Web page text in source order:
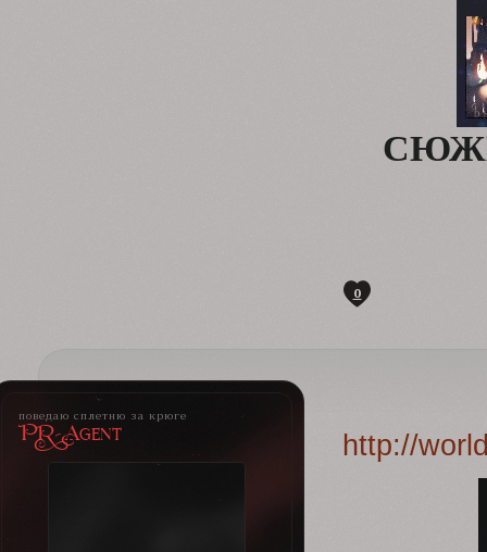
0
поведаю сплетню за крюге
PR-Agent http://